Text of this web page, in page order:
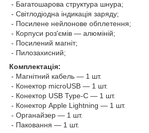
- Багатошарова структура шнура;
- Світлодіодна індикація заряду;
- Посилене нейлонове обплетення;
- Корпуси роз'ємів — алюміній;
- Посилений магніт;
- Пилозахисний;
Комплектація:
- Магнітний кабель — 1 шт.
- Конектор microUSB — 1 шт.
- Конектор USB Type-C — 1 шт.
- Конектор Apple Lightning — 1 шт.
- Органайзер — 1 шт.
- Паковання — 1 шт.